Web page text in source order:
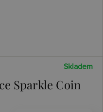
Skladem
Sparkle Coin